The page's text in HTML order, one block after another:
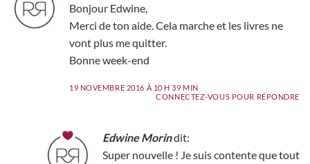
Bonjour Edwine,
Merci de ton aide. Cela marche et les livres ne
vont plus me quitter.
Bonne week-end
19 NOVEMBRE 2016 À 10 H 39 MIN
CONNECTEZ-VOUS POUR RÉPONDRE
Edwine Morindit:
Super nouvelle ! Je suis contente que tout